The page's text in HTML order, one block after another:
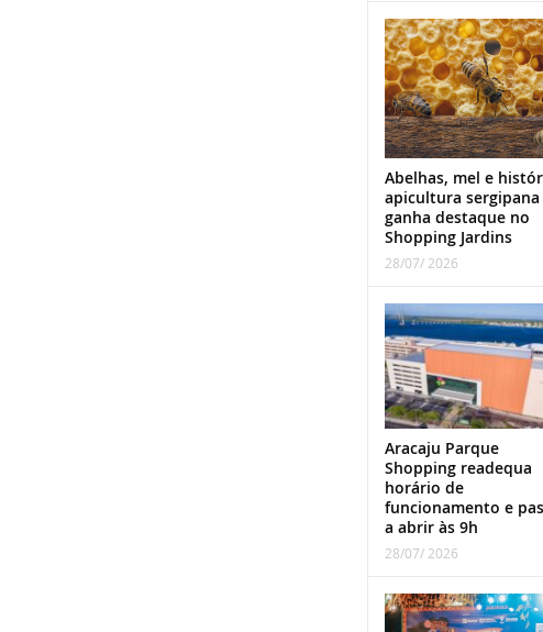
Abelhas, mel e
apicultura sergipana
ganha destaque no
Shopping Jardins
28/07/ 2026
Aracaju Parque
Shopping readequa
horário de
funcionamento e
a abrir às 9h
28/07/ 2026